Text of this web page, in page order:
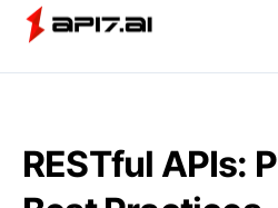
RESTful APIs: